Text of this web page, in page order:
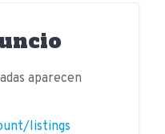
aparecen
listings